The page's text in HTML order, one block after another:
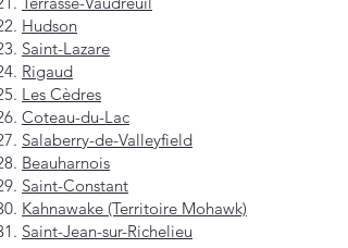
Hudson
Saint-Lazare
Rigaud
Les Cèdres
Coteau-du-Lac
Salaberry-de-Valleyfield
Beauharnois
Saint-Constant
Kahnawake (Territoire Mohawk)
Saint-Jean-sur-Richelieu